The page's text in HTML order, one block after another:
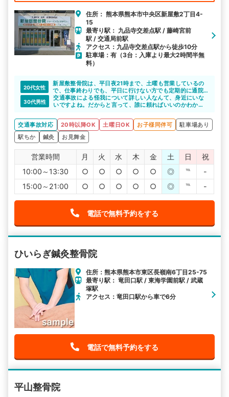
住所： 熊本県熊本市中央区新屋敷2丁目4-
15
最寄り駅： 九品寺交差点駅 / 藤崎宮前
駅 / 交通局前駅
アクセス：九品寺交差点駅から徒歩10分
駐車場：有（3台：入庫より最大2時間半無
料）
20代女性
新屋敷整骨院は、平日夜21時まで、土曜も営業しているの
で、仕事終わりでも、平日に行けない方でも定期的に通院
できると思います。場所も熊本市の中心部にある、映画館
も入った施設内の整骨院なので、女性の方も通いやすいで
30代男性
交通事故による怪我について詳しい人なんて、身近にいな
いですよね。だからと言って、誰に頼ればいいのかわから
新屋敷整骨院は、交通事故による怪我について詳しい整骨
院です。不安や悩みなどあれば、親身になって相談に乗っ
てくれますよ。不安や悩みが少なくなれば、施術にも専念
できてよいと思います。
交通事故対応 20時以降OK 土曜日OK お子様同伴可
駐車場あり
駅ちか
鍼灸 お見舞金
営業時間 月 火 水 木 金 土 日
祝
10:00～13:30
○ ○ ○ ○ ○ ◎ ℡
-
15:00～21:00
○ ○ ○ ○ ○ ◎ ℡ -
電話で無料予約をする
ひいらぎ鍼灸整骨院
住所：熊本県熊本市東区長嶺南6丁目25-75
最寄り駅： 竜田口駅 / 東海学園前駅 / 武蔵
塚駅
アクセス：竜田口駅から車で6分
電話で無料予約をする
平山整骨院